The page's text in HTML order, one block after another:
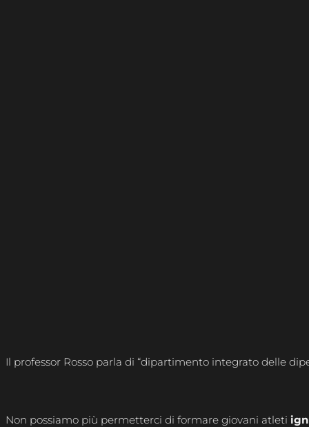
Il professor Rosso parla di “dipartimento integrato delle
Non possiamo più permetterci di formare giovani atleti